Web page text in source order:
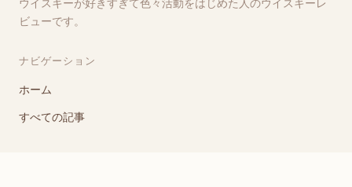
ウイスキーが好きすぎて色々活動をはじめた人のウイスキーレ
ビューです。
ナビゲーション
ホーム
すべての記事